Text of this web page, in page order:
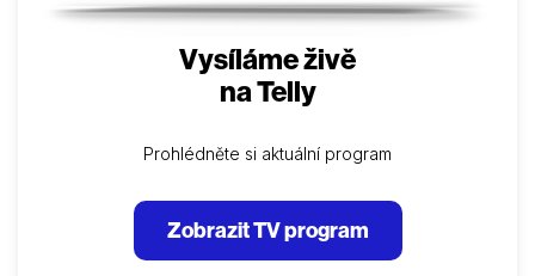
Vysíláme živě
na Telly
Prohlédněte si aktuální program
Zobrazit TV program